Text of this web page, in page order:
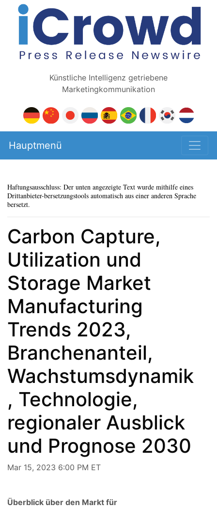
Künstliche Intelligenz getriebene
Marketingkommunikation
Hauptmenü
Haftungsausschluss: Der unten angezeigte Text wurde mithilfe eines
Drittanbieter-bersetzungstools automatisch aus einer anderen Sprache
bersetzt.
Carbon Capture,
Utilization und
Storage Market
Manufacturing
Trends 2023,
Branchenanteil,
Wachstumsdynamik
, Technologie,
regionaler Ausblick
und Prognose 2030
Mar 15, 2023 6:00 PM ET
Überblick über den Markt für